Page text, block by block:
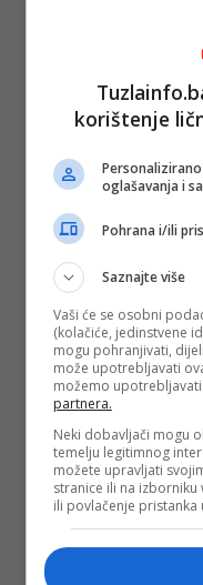
Koristimo
Gdje za vikend
Ramazanske
Upoznaj
Izbori
Naslovna
Tuzla i TK
Najava događaja
Sa svih strana
Promo info
Magazin
Tuzlanski imenik
Berza rada
Ostalo
Koristimo
Covid-19
Gdje za vikend
Ramazanske
Upoznaj
Izbori
korištenje
oglašavanja i
Pohrana i/ili
Saznajte više
Vaši će se osobni
(kolačiće, jedinstvene
mogu pohranjivati,
može upotrebljavati
možemo
partnera.
Neki dobavljači mogu
temelju legitimnog
možete upravljati
stranice ili na
ili povlačenje